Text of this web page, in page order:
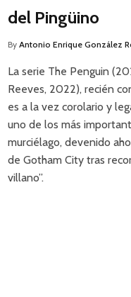
del Pingüino
By Antonio Enrique González
La serie The Penguin
Reeves, 2022), recién
es a la vez corolario y
uno de los más
murciélago, devenido
de Gotham City tras
villano”.